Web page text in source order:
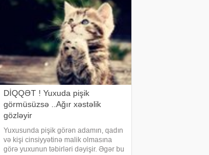
DİQQƏT ! Yuxuda pişik
görmüsüzsə ..Ağır xəstəlik
gözləyir
Yuxusunda pişik görən adamın, qadın
və kişi cinsiyyətinə malik olmasına
görə yuxunun təbirləri dəyişir. Əgər bu